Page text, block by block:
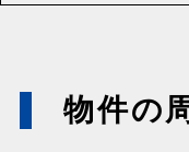
物件の